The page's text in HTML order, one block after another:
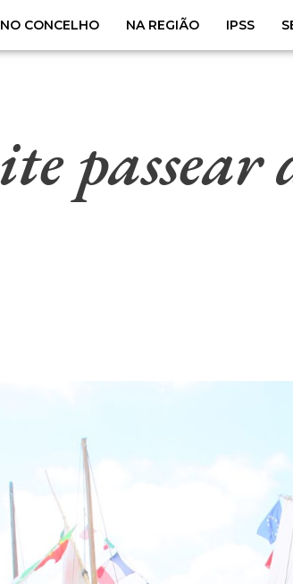
NO CONCELHO NA REGIÃO IPSS
passear